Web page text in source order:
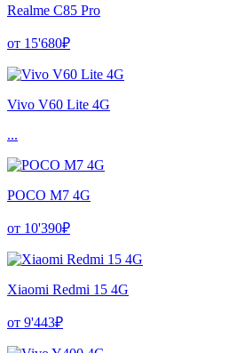
Realme C85 Pro
от 15'680₽
Vivo V60 Lite 4G
...
POCO M7 4G
от 10'390₽
Xiaomi Redmi 15 4G
от 9'443₽